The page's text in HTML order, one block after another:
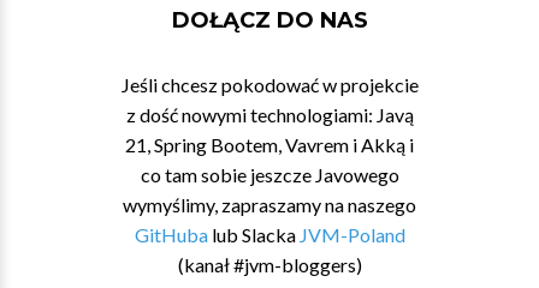
DOŁĄCZ DO NAS
Jeśli chcesz pokodować w projekcie
z dość nowymi technologiami: Javą
21, Spring Bootem, Vavrem i Akką i
co tam sobie jeszcze Javowego
wymyślimy, zapraszamy na naszego
GitHubalub Slacka JVM-Poland
(kanał #jvm-bloggers)